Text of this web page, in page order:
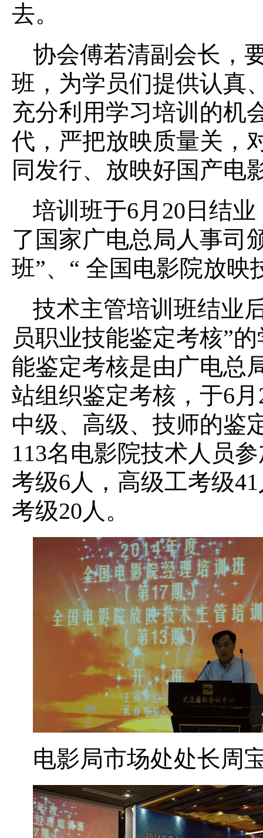
去。
协会傅若清副会长，
班，为学员们提供认真
充分利用学习培训的机
代，严把放映质量关，
同发行、放映好国产电
培训班于6月20日结
了国家广电总局人事司
班”、“ 全国电影院放映
技术主管培训班结业
员职业技能鉴定考核”
能鉴定考核是由广电总
站组织鉴定考核，于6
中级、高级、技师的鉴
113名电影院技术人员
考级6人，高级工考级
考级20人。
电影局市场处处长周